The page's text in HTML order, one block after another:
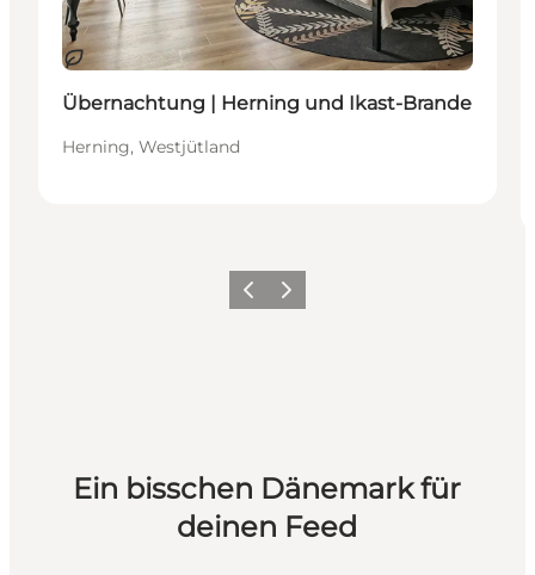
Nachhaltig
Übernachtung | Herning und Ikast-Brande
Herning, Westjütland
ZurückWeiter
Ein bisschen Dänemark für
deinen Feed